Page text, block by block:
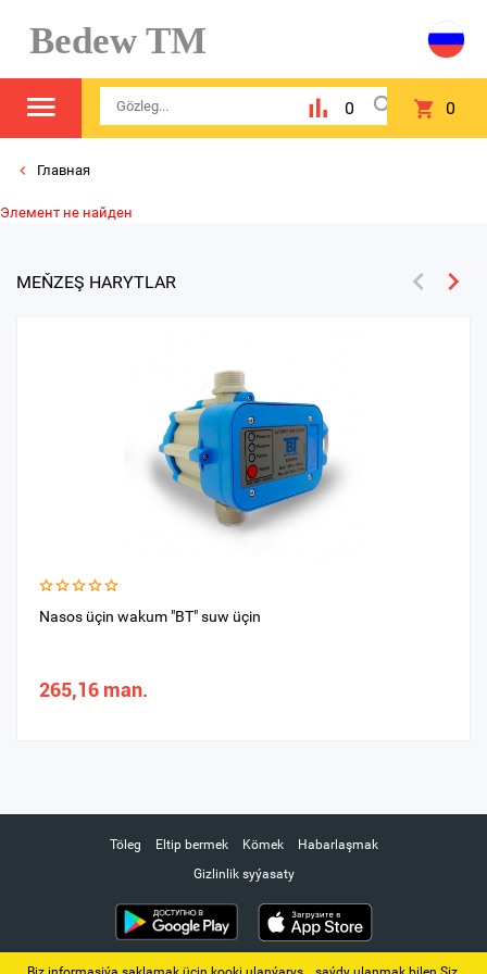
Bedew TM
0 0
Главная
Элемент не найден
MEŇZEŞ HARYTLAR
Nasos üçin wakum "BT" suw üçin
265,16 man.
Töleg Eltip bermek Kömek
Habarlaşmak
Gizlinlik syýasaty